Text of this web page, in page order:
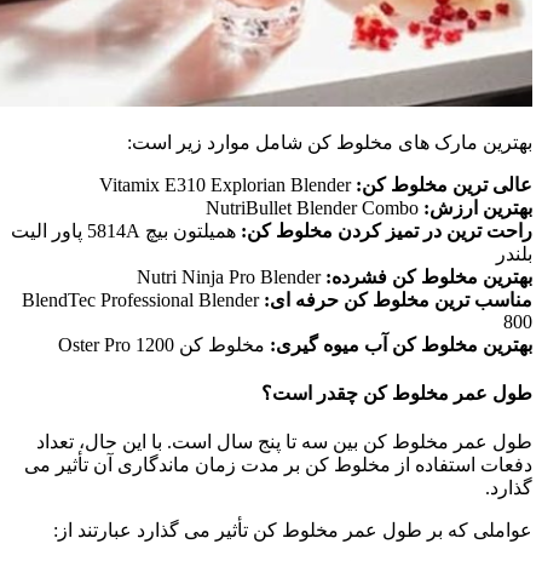
بهترین مارک های مخلوط کن شامل موارد زیر است:
عالی ترین مخلوط کن: Vitamix E310 Explorian Blender
بهترین ارزش:
راحت ترین در تمیز کردن مخلوط کن:
همیلتون بیچ 5814A پاور الیت
بلندر
بهترین مخلوط کن فشرده: Nutri Ninja Pro Blender
مناسب ترین مخلوط کن حرفه ای: BlendTec Professional Blender
800
بهترین مخلوط کن آب میوه گیری: مخلوط کن Oster Pro 1200
طول عمر مخلوط کن چقدر است؟
طول عمر مخلوط کن بین سه تا پنج سال است. با این حال، تعداد
دفعات استفاده از مخلوط کن بر مدت زمان ماندگاری آن تأثیر می
گذارد.
عواملی که بر طول عمر مخلوط کن تأثیر می گذارد عبارتند از: